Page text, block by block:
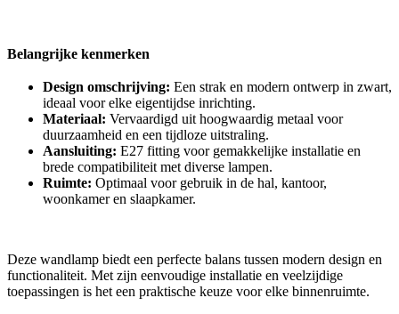
Belangrijke kenmerken
Design omschrijving: Een strak en modern ontwerp in zwart,
ideaal voor elke eigentijdse inrichting.
Materiaal: Vervaardigd uit hoogwaardig metaal voor
duurzaamheid en een tijdloze uitstraling.
Aansluiting: E27 fitting voor gemakkelijke installatie en
brede compatibiliteit met diverse lampen.
Ruimte: Optimaal voor gebruik in de hal, kantoor,
woonkamer en slaapkamer.
Deze wandlamp biedt een perfecte balans tussen modern design en
functionaliteit. Met zijn eenvoudige installatie en veelzijdige
toepassingen is het een praktische keuze voor elke binnenruimte.